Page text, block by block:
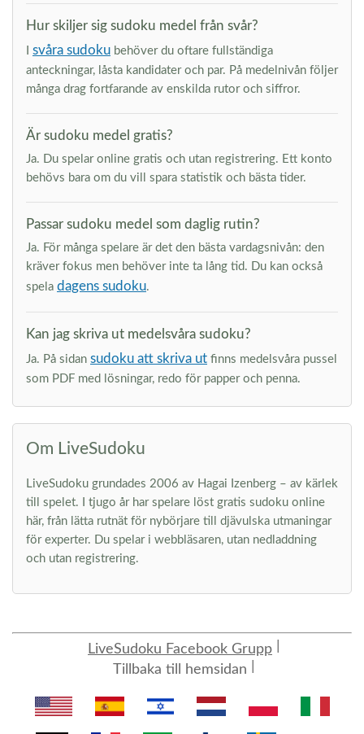
Hur skiljer sig sudoku medel från svår?
svåra sudoku behöver du oftare fullständiga
anteckningar, låsta kandidater och par. På medelnivån följer
många drag fortfarande av enskilda rutor och siffror.
Är sudoku medel gratis?
Ja. Du spelar online gratis och utan registrering. Ett konto
behövs bara om du vill spara statistik och bästa tider.
Passar sudoku medel som daglig rutin?
Ja. För många spelare är det den bästa vardagsnivån: den
kräver fokus men behöver inte ta lång tid. Du kan också
spela dagens sudoku.
Kan jag skriva ut medelsvåra sudoku?
Ja. På sidan sudoku att skriva ut finns medelsvåra pussel
som PDF med lösningar, redo för papper och penna.
Om LiveSudoku
LiveSudoku grundades 2006 av Hagai Izenberg – av kärlek
till spelet. I tjugo år har spelare löst gratis sudoku online
här, från lätta rutnät för nybörjare till djävulska utmaningar
för experter. Du spelar i webbläsaren, utan nedladdning
och utan registrering.
LiveSudoku Facebook Grupp
Tillbaka till hemsidan